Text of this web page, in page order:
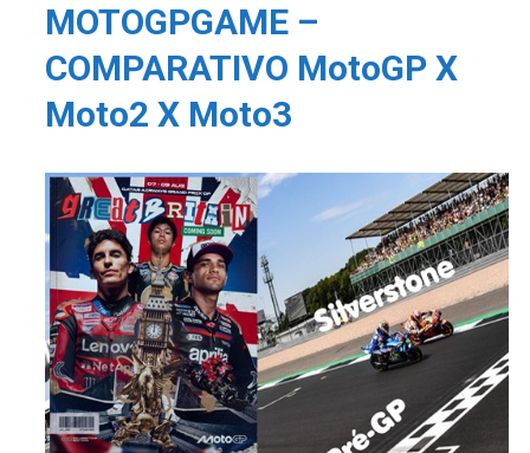
MOTOGPGAME –
COMPARATIVO MotoGP X
Moto2 X Moto3